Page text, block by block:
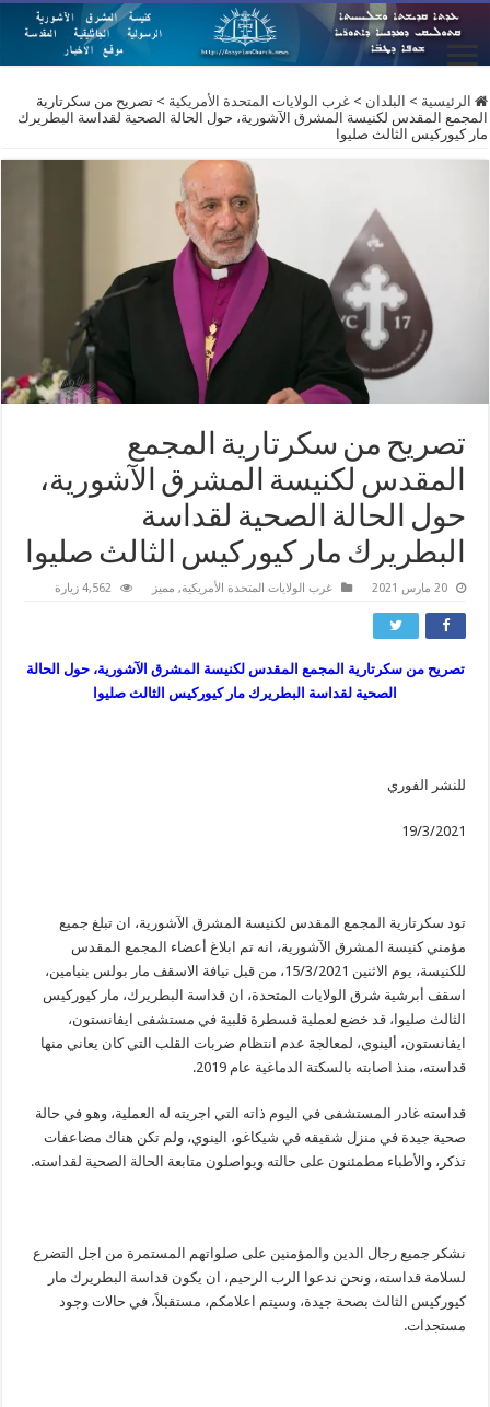
الرئيسية > البلدان > غرب الولايات المتحدة الأمريكية > تصريح من سكرتارية
المجمع المقدس لكنيسة المشرق الآشورية، حول الحالة الصحية لقداسة البطريرك
مار كيوركيس الثالث صليوا
تصريح من سكرتارية المجمع
المقدس لكنيسة المشرق الآشورية،
حول الحالة الصحية لقداسة
البطريرك مار كيوركيس الثالث صليوا
20 مارس 2021 غرب الولايات المتحدة الأمريكية, مميز 4,562 زيارة
تصريح من سكرتارية المجمع المقدس لكنيسة المشرق الآشورية، حول الحالة
الصحية لقداسة البطريرك مار كيوركيس الثالث صليوا
للنشر الفوري
19/3/2021
تود سكرتارية المجمع المقدس لكنيسة المشرق الآشورية، ان تبلغ جميع
مؤمني كنيسة المشرق الآشورية، انه تم ابلاغ أعضاء المجمع المقدس
للكنيسة، يوم الاثنين 15/3/2021، من قبل نيافة الاسقف مار بولس بنيامين،
اسقف أبرشية شرق الولايات المتحدة، ان قداسة البطريرك، مار كيوركيس
الثالث صليوا، قد خضع لعملية قسطرة قلبية في مستشفى ايفانستون،
ايفانستون، ألينوي، لمعالجة عدم انتظام ضربات القلب التي كان يعاني منها
قداسته، منذ اصابته بالسكتة الدماغية عام 2019.
قداسته غادر المستشفى في اليوم ذاته التي اجريته له العملية، وهو في حالة
صحية جيدة في منزل شقيقه في شيكاغو، الينوي، ولم تكن هناك مضاعفات
تذكر، والأطباء مطمئنون على حالته ويواصلون متابعة الحالة الصحية لقداسته.
نشكر جميع رجال الدين والمؤمنين على صلواتهم المستمرة من اجل التضرع
لسلامة قداسته، ونحن ندعوا الرب الرحيم، ان يكون قداسة البطريرك مار
كيوركيس الثالث بصحة جيدة، وسيتم اعلامكم، مستقبلاً، في حالات وجود
مستجدات.